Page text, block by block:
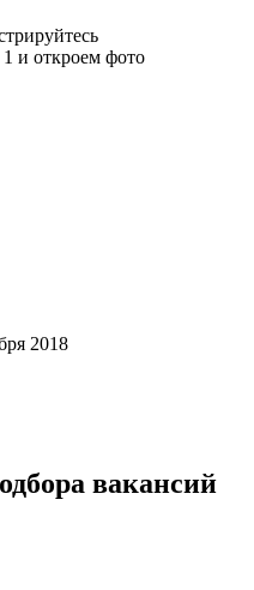
и откроем фото
2018
вакансий